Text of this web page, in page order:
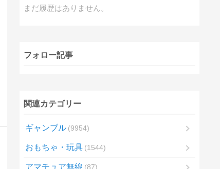
まだ履歴はありません。
フォロー記事
関連カテゴリー
ギャンブル 9954
おもちゃ・玩具 1544
アマチュア無線 87